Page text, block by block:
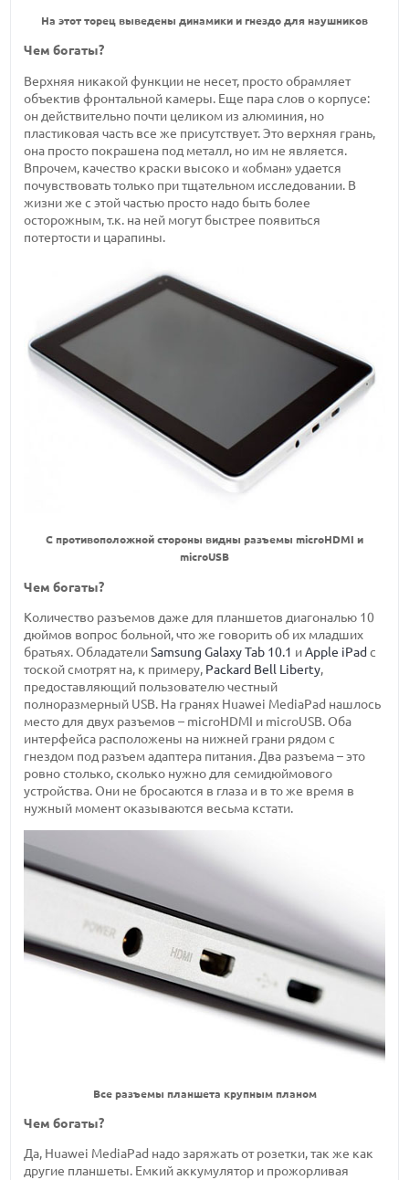
На этот торец выведены динамики и гнездо для наушников
Чем богаты?
Верхняя никакой функции не несет, просто обрамляет
объектив фронтальной камеры. Еще пара слов о корпусе:
он действительно почти целиком из алюминия, но
пластиковая часть все же присутствует. Это верхняя грань,
она просто покрашена под металл, но им не является.
Впрочем, качество краски высоко и «обман» удается
почувствовать только при тщательном исследовании. В
жизни же с этой частью просто надо быть более
осторожным, т.к. на ней могут быстрее появиться
потертости и царапины.
С противоположной стороны видны разъемы microHDMI и
microUSB
Чем богаты?
Количество разъемов даже для планшетов диагональю 10
дюймов вопрос больной, что же говорить об их младших
братьях. ОбладателиSamsung Galaxy Tab 10.1 иApple iPadс
тоской смотрят на, к примеру, Packard Bell Liberty,
предоставляющий пользователю честный
полноразмерный USB. На гранях Huawei MediaPad нашлось
место для двух разъемов – microHDMI и microUSB. Оба
интерфейса расположены на нижней грани рядом с
гнездом под разъем адаптера питания. Два разъема – это
ровно столько, сколько нужно для семидюймового
устройства. Они не бросаются в глаза и в то же время в
нужный момент оказываются весьма кстати.
Все разъемы планшета крупным планом
Чем богаты?
Да, Huawei MediaPad надо заряжать от розетки, так же как
другие планшеты. Емкий аккумулятор и прожорливая